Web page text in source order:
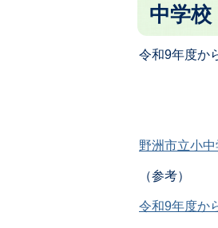
中学校
令和9年度か
野洲市立小
（参考）
令和9年度か